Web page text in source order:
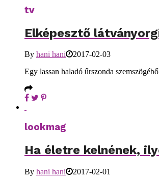
tv
Elképesztő
By hani hani
2017-02-03
Egy lassan haladó űrszonda
lookmag
Ha életre kelnének,
By hani hani
2017-02-01